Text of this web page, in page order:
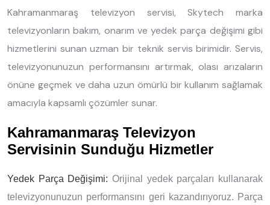
Kahramanmaraş televizyon servisi, Skytech marka
televizyonların bakım, onarım ve yedek parça değişimi gibi
hizmetlerini sunan uzman bir teknik servis birimidir. Servis,
televizyonunuzun performansını artırmak, olası arızaların
önüne geçmek ve daha uzun ömürlü bir kullanım sağlamak
amacıyla kapsamlı çözümler sunar.
Kahramanmaraş Televizyon
Servisinin Sunduğu Hizmetler
Yedek Parça Değişimi: Orijinal yedek parçaları kullanarak
televizyonunuzun performansını geri kazandırıyoruz. Parça